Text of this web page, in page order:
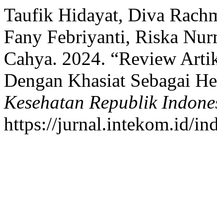
Taufik Hidayat, Diva
Fany Febriyanti, Riska
Cahya. 2024. “Review
Dengan Khasiat Sebagai
Kesehatan Republik
https://jurnal.intekom.id/